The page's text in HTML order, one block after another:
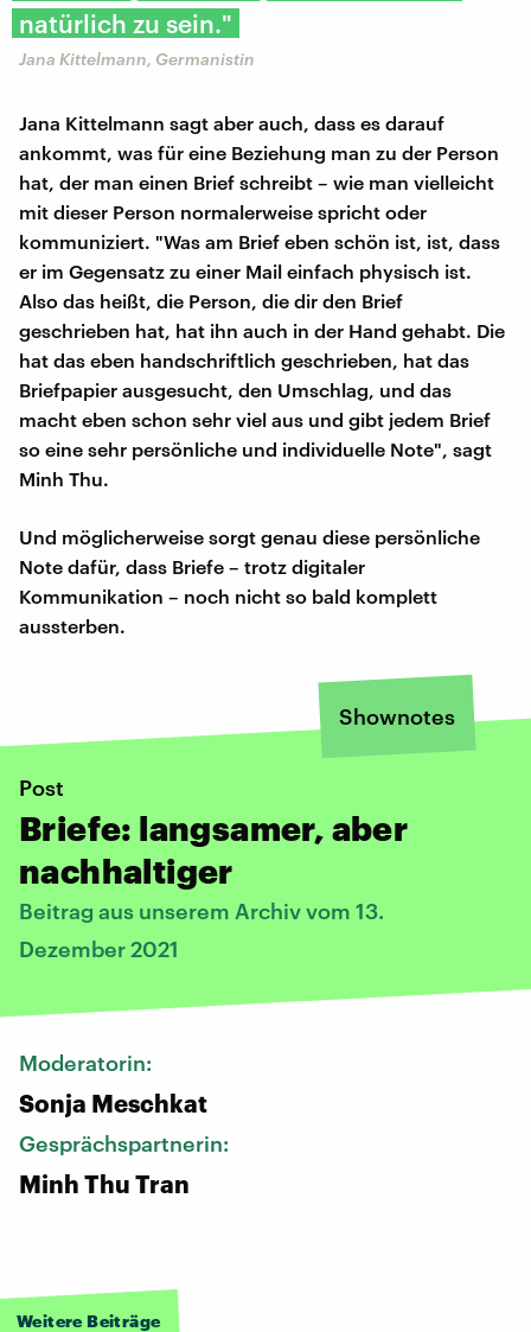
natürlich zu sein."
Jana Kittelmann, Germanistin
Jana Kittelmann sagt aber auch, dass es darauf
ankommt, was für eine Beziehung man zu der Person
hat, der man einen Brief schreibt – wie man vielleicht
mit dieser Person normalerweise spricht oder
kommuniziert. "Was am Brief eben schön ist, ist, dass
er im Gegensatz zu einer Mail einfach physisch ist.
Also das heißt, die Person, die dir den Brief
geschrieben hat, hat ihn auch in der Hand gehabt. Die
hat das eben handschriftlich geschrieben, hat das
Briefpapier ausgesucht, den Umschlag, und das
macht eben schon sehr viel aus und gibt jedem Brief
so eine sehr persönliche und individuelle Note", sagt
Minh Thu.
Und möglicherweise sorgt genau diese persönliche
Note dafür, dass Briefe – trotz digitaler
Kommunikation – noch nicht so bald komplett
aussterben.
Shownotes
Post
Briefe: langsamer, aber
nachhaltiger
Beitrag aus unserem Archiv vom 13.
Dezember 2021
Moderatorin:
Sonja Meschkat
Gesprächspartnerin:
Minh Thu Tran
Weitere Beiträge